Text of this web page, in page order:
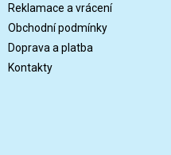
Reklamace a vrácení
Obchodní podmínky
Doprava a platba
Kontakty